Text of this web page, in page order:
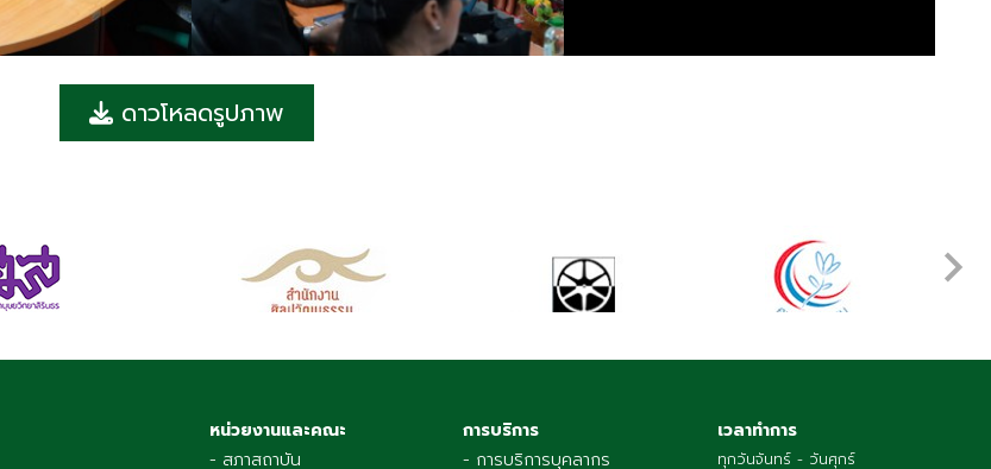
ดาวโหลดรูปภาพ
หน่วยงานและคณะ
- สภาสถาบัน
การบริการ
- การบริการบุคลากร
เวลาทำการ
ทุกวันจันทร์ - วันศุกร์